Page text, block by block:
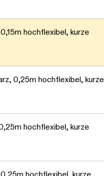
hochflexibel, kurze
0,25m hochflexibel, kurze
hochflexibel, kurze